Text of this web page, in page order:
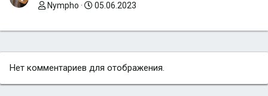
Nympho 05.06.2023
Нет комментариев для отображения.